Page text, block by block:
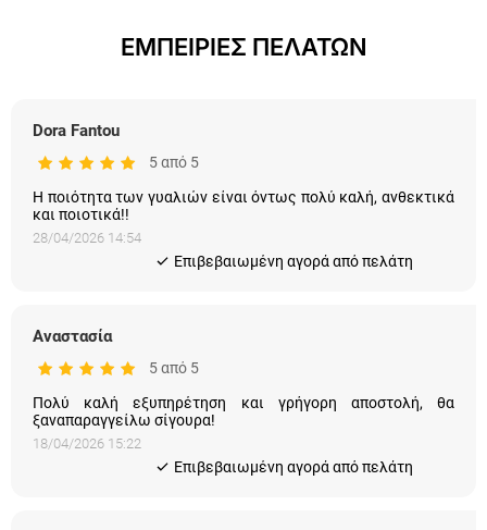
ΕΜΠΕΙΡΙΕΣ ΠΕΛΑΤΩΝ
Dora Fantou
5 από 5
Η ποιότητα των γυαλιών είναι όντως πολύ καλή, ανθεκτικά
και ποιοτικά!!
28/04/2026 14:54
Eπιβεβαιωμένη αγορά από πελάτη
Αναστασία
5 από 5
Πολύ καλή εξυπηρέτηση και γρήγορη αποστολή, θα
ξαναπαραγγείλω σίγουρα!
18/04/2026 15:22
Eπιβεβαιωμένη αγορά από πελάτη